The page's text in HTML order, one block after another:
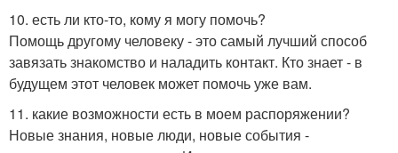
10. есть ли кто-то, кому я могу помочь?
Помощь другому человеку - это самый лучший способ
завязать знакомство и наладить контакт. Кто знает - в
будущем этот человек может помочь уже вам.
11. какие возможности есть в моем распоряжении?
Новые знания, новые люди, новые события -